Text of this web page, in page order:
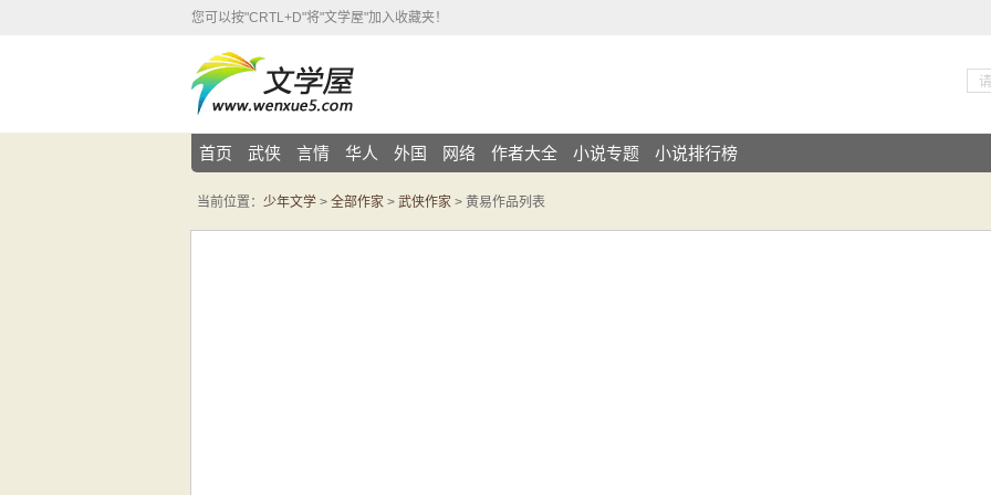
您可以按"CRTL+D"将"文学屋"加入收藏夹！
首页 武侠 言情 华人 外国 网络 作者大全 小说专题 小说排行榜
当前位置： 少年文学 > 全部作家 > 武侠作家 > 黄易作品列表